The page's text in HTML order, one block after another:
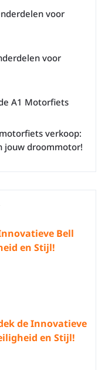
voor
voor
A1 Motorfiets
verkoop:
jouw droommotor!
Bell
en Stijl!
de Innovatieve
en Stijl!